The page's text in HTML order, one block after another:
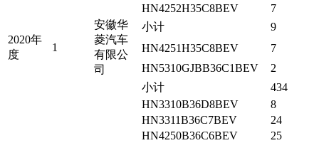
HN4252H35C8BEV
7
2020年
度
1
安徽华
菱汽车
有限公
司
小计
9
HN4251H35C8BEV
7
HN5310GJBB36C1BEV
2
小计
434
HN3310B36D8BEV
8
HN3311B36C7BEV
24
HN4250B36C6BEV
25